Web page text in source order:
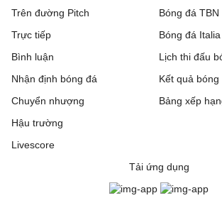
Trên đường Pitch
Trực tiếp
Bóng đá TBN
Bóng đá Italia
Bình luận
Nhận định bóng đá
Chuyển nhượng
Hậu trường
Livescore
Lịch thi đấu
Kết quả bóng
Bảng xếp
Tải ứng dụng